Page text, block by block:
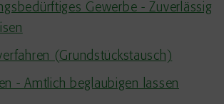
Gewerbe - Zuverlässig
(Grundstückstausch)
- Amtlich beglaubigen lassen